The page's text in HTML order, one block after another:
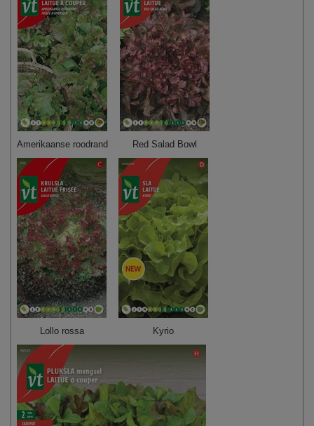
Amerikaanse roodrand Red Salad Bowl
Lollo rossa Kyrio